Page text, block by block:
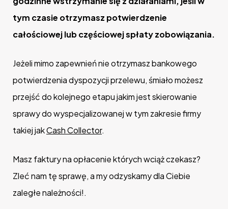
tym czasie otrzymasz potwierdzenie
całościowej lub częściowej spłaty zobowiązania.
Jeżeli mimo zapewnień nie otrzymasz bankowego
potwierdzenia dyspozycji przelewu, śmiało możesz
przejść do kolejnego etapu jakim jest skierowanie
sprawy do wyspecjalizowanej w tym zakresie firmy
takiej jakCash Collector.
Masz faktury na opłacenie których wciąż czekasz?
Zleć nam tę sprawę, a my odzyskamy dla Ciebie
zaległe należności!.